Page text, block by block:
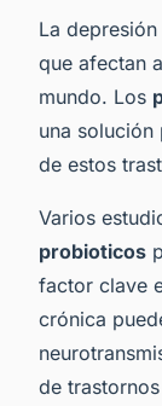
La
que afectan
mundo. Los
una solución
de estos
Varios
probioticos
factor clave
crónica
de